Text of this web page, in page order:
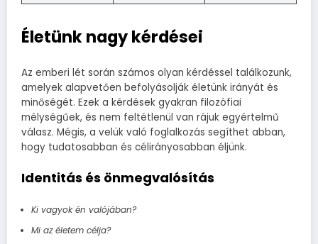
Életünk nagy kérdései
Az emberi lét során számos olyan kérdéssel találkozunk,
amelyek alapvetően befolyásolják életünk irányát és
minőségét. Ezek a kérdések gyakran filozófiai
mélységűek, és nem feltétlenül van rájuk egyértelmű
válasz. Mégis, a velük való foglalkozás segíthet abban,
hogy tudatosabban és célirányosabban éljünk.
Identitás és önmegvalósítás
Ki vagyok én valójában?
Mi az életem célja?